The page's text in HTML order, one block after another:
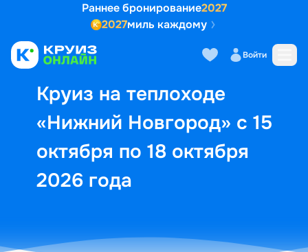
Раннее бронирование2027
2027миль каждому
Войти
Круиз на теплоходе
«Нижний Новгород» с 15
октября по 18 октября
2026 года
Выбор кают Маршрут и